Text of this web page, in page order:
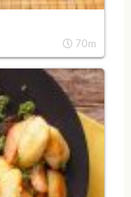
70m